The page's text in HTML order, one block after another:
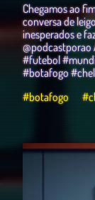
Chegamos ao
conversa de
inesperados e
#futebol
#botafogo
#botafogo